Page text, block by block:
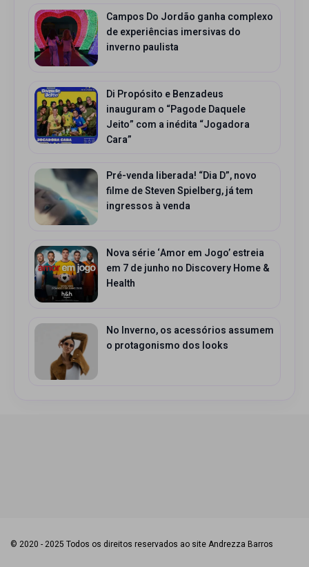
Campos Do Jordão ganha complexo
de experiências imersivas do
inverno paulista
Di Propósito e Benzadeus
inauguram o “Pagode Daquele
Jeito” com a inédita “Jogadora
Cara”
Pré-venda liberada! “Dia D”, novo
filme de Steven Spielberg, já tem
ingressos à venda
Nova série ‘Amor em Jogo’ estreia
em 7 de junho no Discovery Home &
Health
No Inverno, os acessórios assumem
o protagonismo dos looks
© 2020 - 2025 Todos os direitos reservados ao site Andrezza Barros